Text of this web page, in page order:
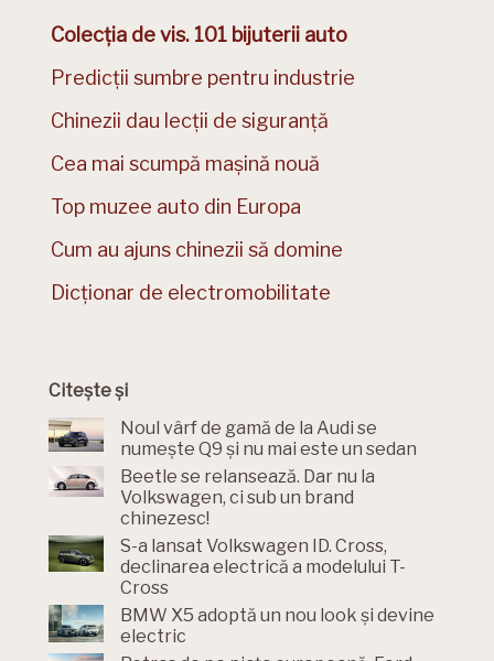
Colecția de vis. 101 bijuterii auto
Predicții sumbre pentru industrie
Chinezii dau lecții de siguranță
Cea mai scumpă mașină nouă
Top muzee auto din Europa
Cum au ajuns chinezii să domine
Dicționar de electromobilitate
Citește și
Noul vârf de gamă de la Audi se
numește Q9 și nu mai este un sedan
Beetle se relansează. Dar nu la
Volkswagen, ci sub un brand
chinezesc!
S-a lansat Volkswagen ID. Cross,
declinarea electrică a modelului T-
Cross
BMW X5 adoptă un nou look și devine
electric